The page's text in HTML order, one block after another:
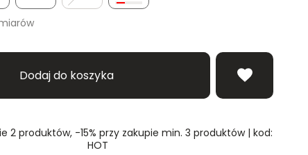
Dodaj do koszyka
2 produktów, -15% przy zakupie min. 3 produktów | kod:
HOT